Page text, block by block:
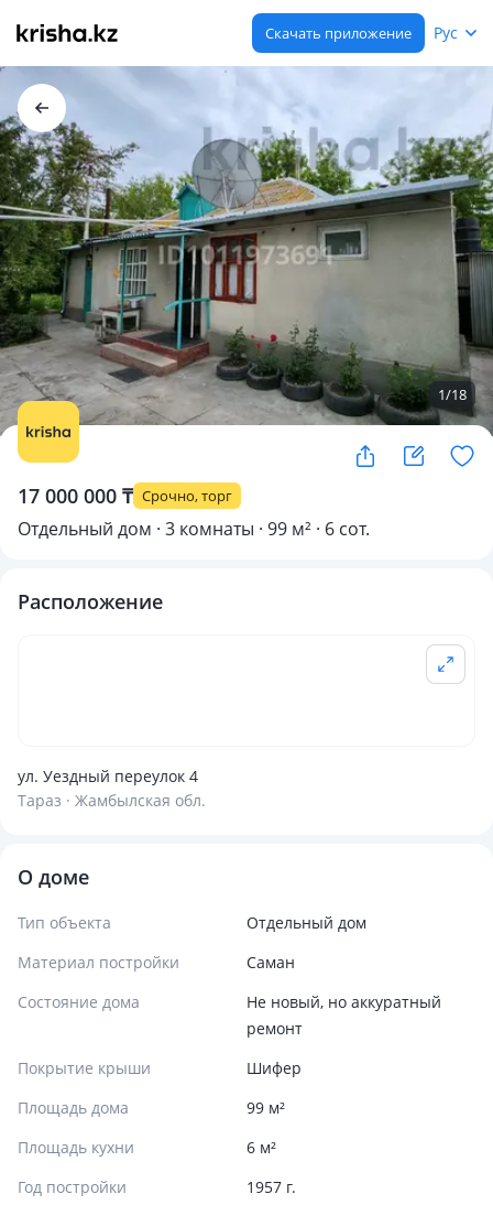
Скачать приложение Рус
1/18
17 000 000 ₸ Срочно, торг
Отдельный дом · 3 комнаты · 99 м² · 6 сот.
Расположение
ул. Уездный переулок 4
Тараз · Жамбылская обл.
О доме
Тип объекта
Отдельный дом
Материал постройки
Саман
Состояние дома
Не новый, но аккуратный
ремонт
Покрытие крыши
Шифер
Площадь дома
99 м²
Площадь кухни
6 м²
Год постройки
1957 г.